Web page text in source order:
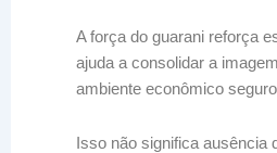
A força do guarani reforça
ajuda a consolidar a
ambiente econômico
Isso não significa ausência